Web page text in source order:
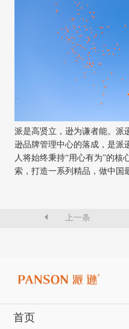
派是高贤立，逊为谦者能。 派
逊品牌管理中心的落成，是派
人将始终秉持“用心有为”的核
索，打造一系列精品，做中国
上一条
首页